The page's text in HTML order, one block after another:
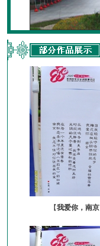
【我爱你，南京